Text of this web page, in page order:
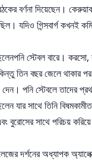
বর্ণনা দিয়েছেন।
যদিও গিন্সবার্গ কখনই
স্টেবল বারে।
তিন বছর জেলে থাকার পর
পনি স্টেবলে তাদের
যার সাথে তিনি
বুরোসের সাথে পরিচয়
দর্শনের অধ্যাপক